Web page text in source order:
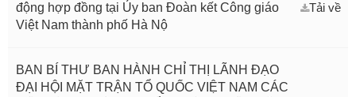
động hợp đồng tại Ủy ban Đoàn kết Công giáo
Việt Nam thành phố Hà Nộ
Tải về
BAN BÍ THƯ BAN HÀNH CHỈ THỊ LÃNH ĐẠO
ĐẠI HỘI MẶT TRẬN TỔ QUỐC VIỆT NAM CÁC